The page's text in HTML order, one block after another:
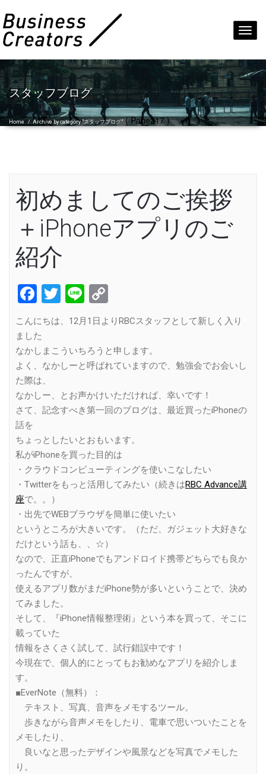
スタッフブログ
Home /Archive by category "スタッフブログ"( Page217 )
初めましてのご挨拶
＋iPhoneアプリのご
紹介
Facebook
Twitter
Line
Link
こんにちは、12月1日よりRBCスタッフとして新しく入り
ました
なかしまこういちろうと申します。
よく、なかしーと呼ばれていますので、勉強会でお会いし
た際は、
なかしー、とお声かけいただければ、幸いです！
さて、記念すべき第一回のブログは、最近買ったiPhoneの
話を
ちょっとしたいとおもいます。
私がiPhoneを買った目的は
・クラウドコンピューティングを使いこなしたい
・Twitterをもっと活用してみたい（続きはRBC Advance講
座で。。）
・出先でWEBブラウザを簡単に使いたい
というところが大きいです。（ただ、ガジェット大好きな
だけという話も、、☆）
なので、正直iPhoneでもアンドロイド携帯どちらでも良か
ったんですが、
使えるアプリ数がまだiPhone勢が多いということで、決め
てみました。
そして、『iPhone情報整理術』という本を買って、そこに
載っていた
情報をさくさく試して、試行錯誤中です！
今現在で、個人的にとってもお勧めなアプリを紹介しま
す。
■EverNote（無料）：
テキスト、写真、音声をメモするツール。
歩きながら音声メモをしたり、電車で思いついたことを
メモしたり、
良いなと思ったデザインや風景などを写真でメモした
り。